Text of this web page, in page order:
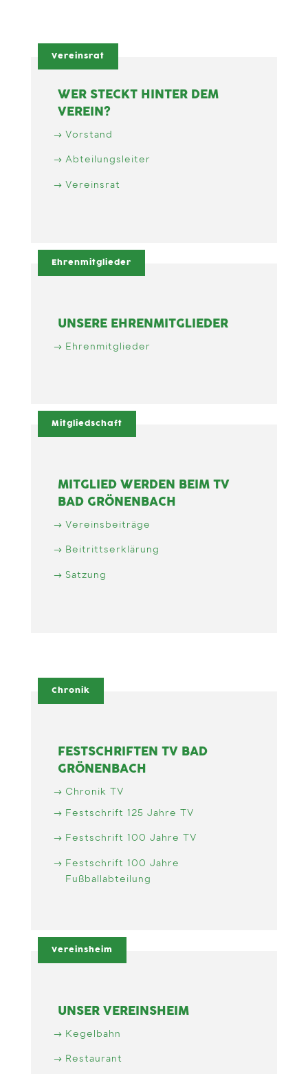
Vereinsrat
WER STECKT HINTER DEM
VEREIN?
Vorstand
Abteilungsleiter
Vereinsrat
Ehrenmitglieder
UNSERE EHRENMITGLIEDER
Ehrenmitglieder
Mitgliedschaft
MITGLIED WERDEN BEIM TV
BAD GRÖNENBACH
Vereinsbeiträge
Beitrittserklärung
Satzung
Chronik
FESTSCHRIFTEN TV BAD
GRÖNENBACH
Chronik TV
Festschrift 125 Jahre TV
Festschrift 100 Jahre TV
Festschrift 100 Jahre
Fußballabteilung
Vereinsheim
UNSER VEREINSHEIM
Kegelbahn
Restaurant